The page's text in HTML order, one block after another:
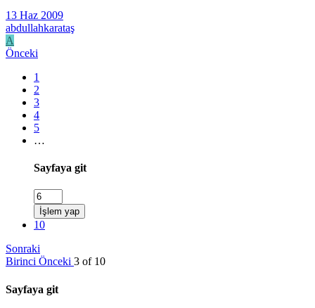
13 Haz 2009
abdullahkarataş
A
Önceki
1
2
3
4
5
…
Sayfaya git
İşlem yap
10
Sonraki
Birinci Önceki 3 of 10
Sayfaya git